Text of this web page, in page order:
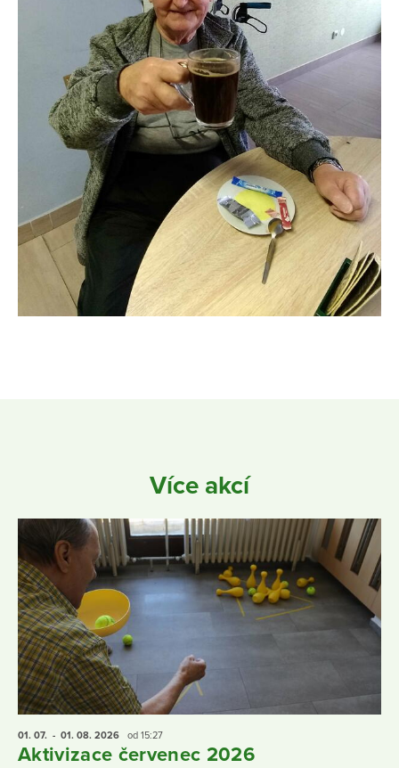
Více akcí
01. 07. - 01. 08. 2026 od 15:27
Aktivizace červenec 2026